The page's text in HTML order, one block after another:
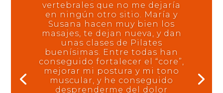
vertebrales que no me dejaría
en ningún otro sitio. María y
Susana hacen muy bien los
masajes, te dejan nueva, y dan
unas clases de Pilates
buenísimas. Entre todas han
conseguido fortalecer el “core”,
mejorar mi postura y mi tono
muscular, y he conseguido
desprenderme del dolor